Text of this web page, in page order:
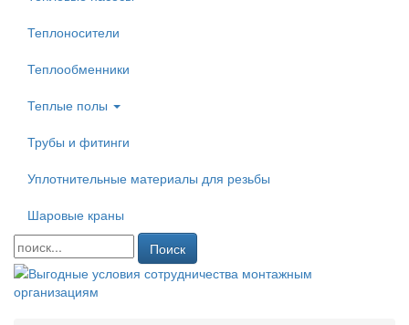
Теплоносители
Теплообменники
Теплые полы
Трубы и фитинги
Уплотнительные материалы для резьбы
Шаровые краны
Поиск